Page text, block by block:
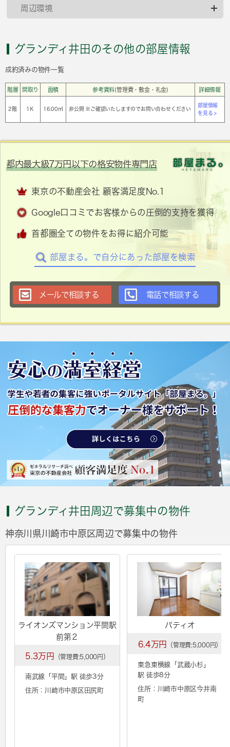
周辺環境
グランディ井田のその他の部屋情報
成約済みの物件一覧
階層 間取り 面積 参考賃料(管理費・敷金・礼金) 詳細情報
2階 1Ｋ 16.00㎡ 非公開 ※ご確認いたしますのでお問い合わせください
部屋情報
を見る >
都内最大級7万円以下の格安物件専門店
東京の不動産会社 顧客満足度No.1
Google口コミでお客様からの圧倒的支持を獲得
首都圏全ての物件をお得に紹介可能
部屋まる。で自分にあった部屋を検索
メールで相談する 電話で相談する
グランディ井田周辺で募集中の物件
神奈川県川崎市中原区周辺で募集中の物件
ライオンズマンション平間駅
前第２
5.3万円 （管理費:5,000円）
南武線「 平間 」駅 徒歩3分
住所：川崎市中原区田尻町
パティオ
6.4万円 （管理費:5,000円）
東急東横線「 武蔵小杉 」
駅 徒歩8分
住所：川崎市中原区今井南
町